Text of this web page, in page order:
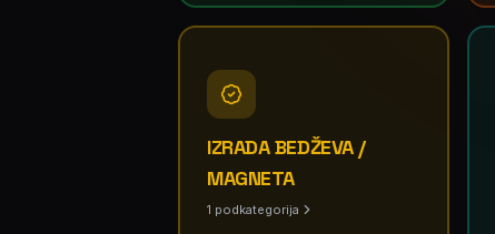
IZRADA BEDŽEVA /
MAGNETA
1 podkategorija